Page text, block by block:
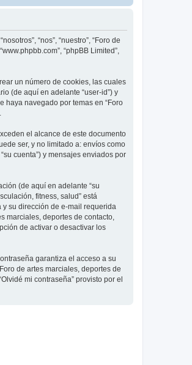
“nos”, “nuestro”, “Foro de
“phpBB Limited”,
un número de cookies, las cuales
(de aquí en adelante “user-id”) y
haya navegado por temas en “Foro
el alcance de este documento
ser, y no limitado a: envíos como
cuenta”) y mensajes enviados por
(de aquí en adelante “su
fitness, salud” está
su dirección de e-mail requerida
marciales, deportes de contacto,
de activar o desactivar los
garantiza el acceso a su
de artes marciales, deportes de
mi contraseña” provisto por el